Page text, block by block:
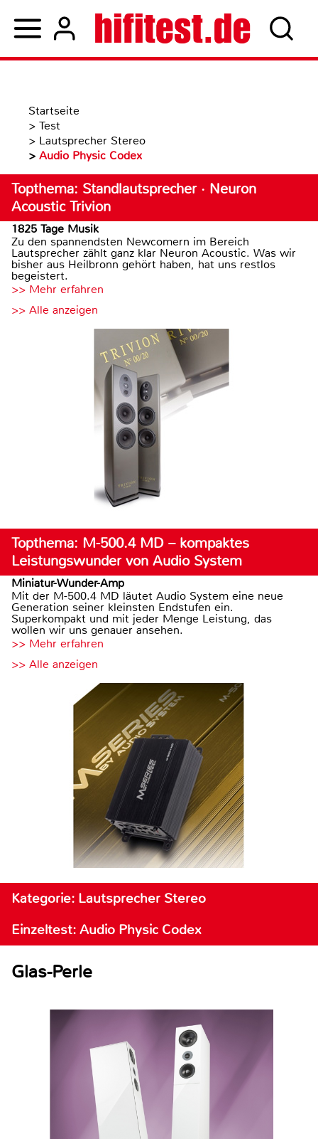
Startseite
> Test
> Lautsprecher Stereo
> Audio Physic Codex
Topthema: Standlautsprecher · Neuron
Acoustic Trivion
1825 Tage Musik
Zu den spannendsten Newcomern im Bereich
Lautsprecher zählt ganz klar Neuron Acoustic. Was wir
bisher aus Heilbronn gehört haben, hat uns restlos
begeistert.
>> Mehr erfahren
>> Alle anzeigen
Topthema: M-500.4 MD – kompaktes
Leistungswunder von Audio System
Miniatur-Wunder-Amp
Mit der M-500.4 MD läutet Audio System eine neue
Generation seiner kleinsten Endstufen ein.
Superkompakt und mit jeder Menge Leistung, das
wollen wir uns genauer ansehen.
>> Mehr erfahren
>> Alle anzeigen
Kategorie: Lautsprecher Stereo
Einzeltest: Audio Physic Codex
Glas-Perle